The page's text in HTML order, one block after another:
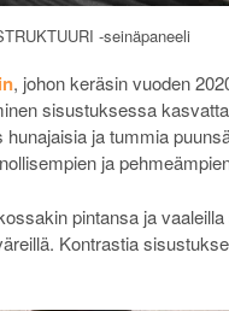
-seinäpaneeli
, johon keräsin vuoden
sisustuksessa
ja tummia
ja
pintansa ja
Kontrastia